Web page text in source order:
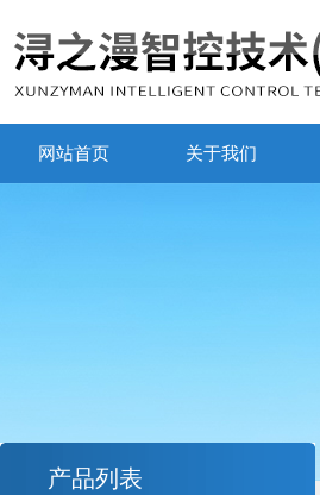
网站首页 关于我们
产品列表